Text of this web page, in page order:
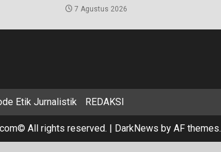
7 Agustus 2026
Etik Jurnalistik REDAKSI
All rights reserved. | DarkNews by AF themes.